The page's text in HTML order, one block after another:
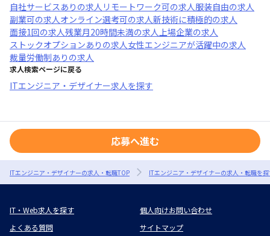
自社サービスあり の求人 リモートワーク可の求人服装自由の求人
副業可の求人オンライン選考可の求人新技術に積極的の求人
面接1回の求人残業月20時間未満の求人上場企業の求人
ストックオプションあり の求人女性エンジニアが活躍中の求人
裁量労働制あり の求人
求人検索ページに戻る
ITエンジニア・デザイナー求人を探す
応募へ進む
ITエンジニア・デザイナーの求人・転職TOP ITエンジニア・デザイナーの求人・転職を
IT・Web求人を探す
個人向けお問い合わせ
よくある質問
サイトマップ